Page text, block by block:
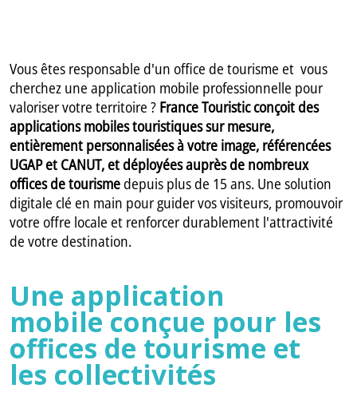
Vous êtes responsable d'un office de tourisme et vous
cherchez une application mobile professionnelle pour
valoriser votre territoire ? France Touristic conçoit des
applications mobiles touristiques sur mesure,
entièrement personnalisées à votre image, référencées
UGAP et CANUT, et déployées auprès de nombreux
offices de tourisme depuis plus de 15 ans. Une solution
digitale clé en main pour guider vos visiteurs, promouvoir
votre offre locale et renforcer durablement l'attractivité
de votre destination.
Une application
mobile conçue pour les
offices de tourisme et
les collectivités